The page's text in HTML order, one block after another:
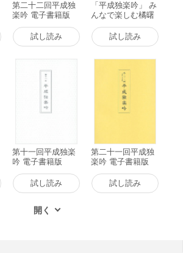
第二十二回平成独
楽吟 電子書籍版
試し読み
「平成独楽吟」 み
んなで楽しむ橘曙
覧 電子書籍版
試し読み
第十一回平成独楽
吟 電子書籍版
試し読み
第二十一回平成独
楽吟 電子書籍版
試し読み